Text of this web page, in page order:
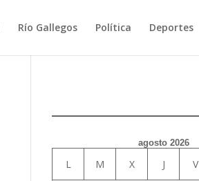
Río Gallegos Política Deportes
agosto 2026
L M X J V